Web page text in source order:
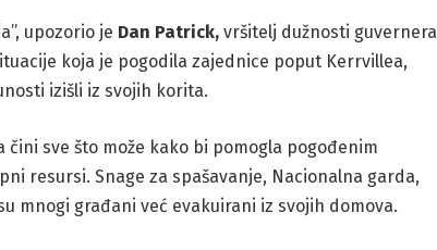
upozorio je Dan Patrick,vršitelj dužnosti guvernera
koja je pogodila zajednice poput Kerrvillea,
izišli iz svojih korita.
sve što može kako bi pomogla pogođenim
resursi. Snage za spašavanje, Nacionalna garda,
mnogi građani već evakuirani iz svojih domova.